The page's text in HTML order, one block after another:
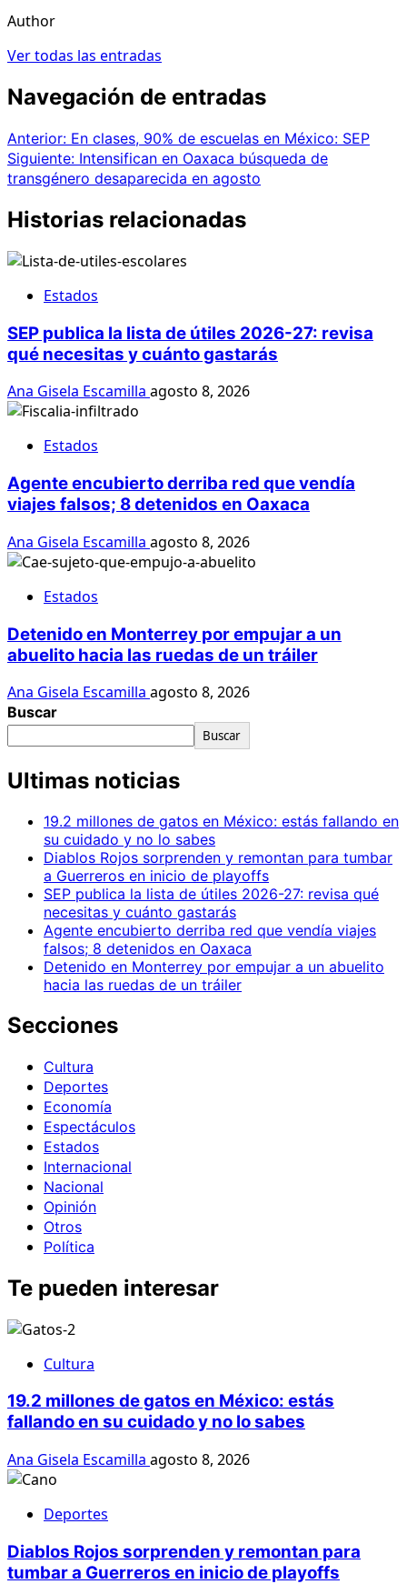
Author
Ver todas las entradas
Navegación de entradas
Anterior: En clases, 90% de escuelas en México: SEP
Siguiente: Intensifican en Oaxaca búsqueda de
transgénero desaparecida en agosto
Historias relacionadas
Estados
SEP publica la lista de útiles 2026-27: revisa
qué necesitas y cuánto gastarás
Ana Gisela Escamilla agosto 8, 2026
Estados
Agente encubierto derriba red que vendía
viajes falsos; 8 detenidos en Oaxaca
Ana Gisela Escamilla agosto 8, 2026
Estados
Detenido en Monterrey por empujar a un
abuelito hacia las ruedas de un tráiler
Ana Gisela Escamilla agosto 8, 2026
Buscar
Buscar
Ultimas noticias
19.2 millones de gatos en México: estás fallando en
su cuidado y no lo sabes
Diablos Rojos sorprenden y remontan para tumbar
a Guerreros en inicio de playoffs
SEP publica la lista de útiles 2026-27: revisa qué
necesitas y cuánto gastarás
Agente encubierto derriba red que vendía viajes
falsos; 8 detenidos en Oaxaca
Detenido en Monterrey por empujar a un abuelito
hacia las ruedas de un tráiler
Secciones
Cultura
Deportes
Economía
Espectáculos
Estados
Internacional
Nacional
Opinión
Otros
Política
Te pueden interesar
Cultura
19.2 millones de gatos en México: estás
fallando en su cuidado y no lo sabes
Ana Gisela Escamilla agosto 8, 2026
Deportes
Diablos Rojos sorprenden y remontan para
tumbar a Guerreros en inicio de playoffs